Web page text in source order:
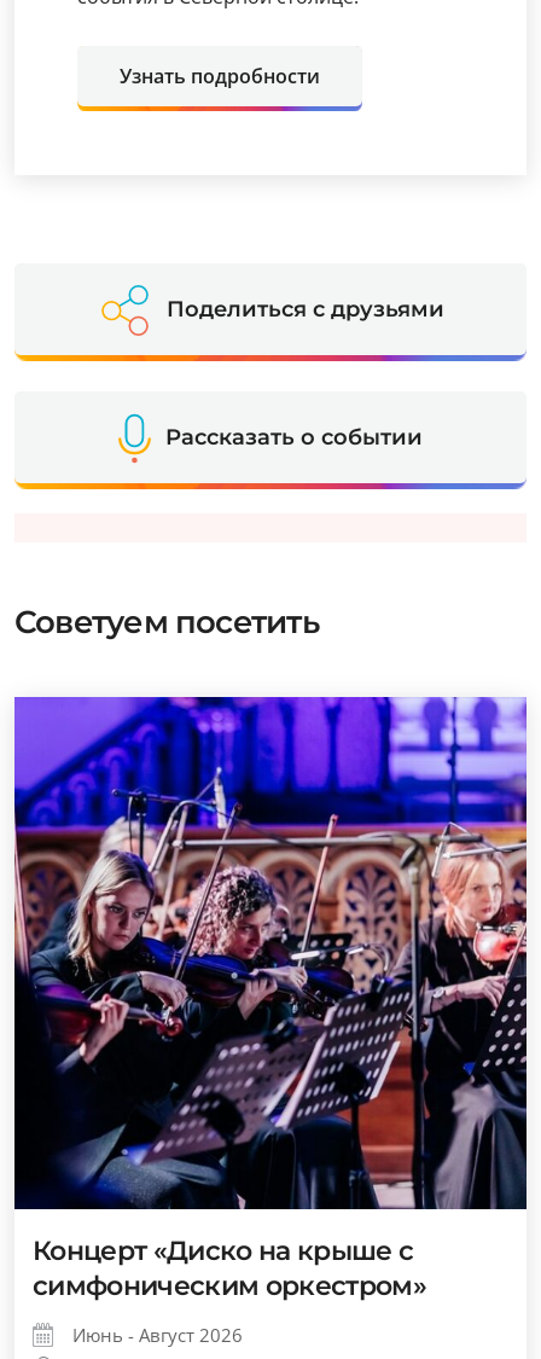
Узнать подробности
Поделиться с друзьями
Рассказать о событии
Советуем посетить
Концерт «Диско на крыше с
симфоническим оркестром»
Июнь - Август 2026